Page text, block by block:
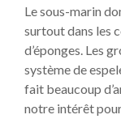
Le sous-marin
surtout dans les
d’éponges. Les
système de
fait beaucoup
notre intérêt